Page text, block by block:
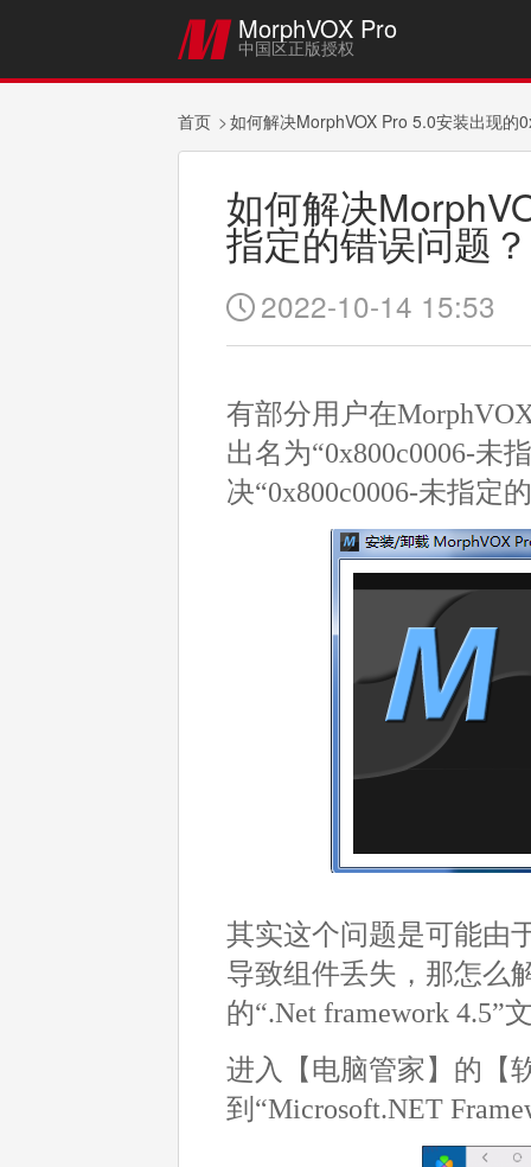
 MorphVOX Pro
中国区正版授权
首页 如何解决MorphVOX Pro 5.0安装出现的
如何解决
指定的错误问题？
 2022-10-14 15:53
有部分用户在
出名为“0x800c0006-未
决“0x800c0006-未指定
其实这个问题是可能由
导致组件丢失，那怎么
的“.Net framework 4.5”
进入【电脑管家】的【
到“Microsoft.NET